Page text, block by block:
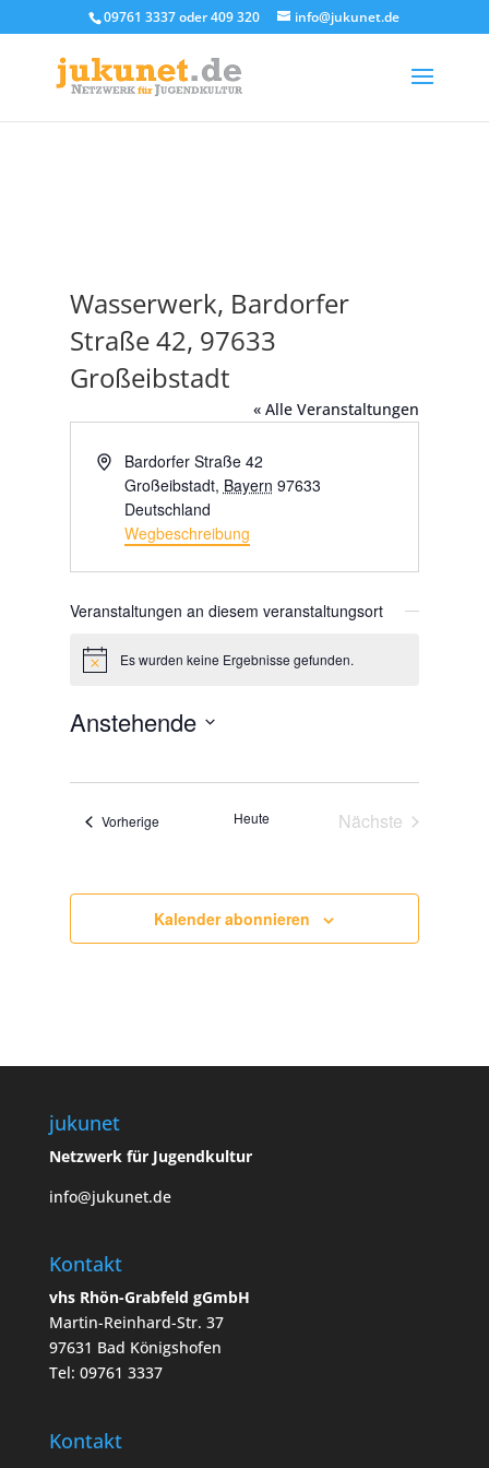
09761 3337 oder 409 320 info@jukunet.de
Wasserwerk, Bardorfer
Straße 42, 97633
Großeibstadt
« Alle Veranstaltungen
AdresseBardorfer Straße 42
Großeibstadt, Bayern 97633
Deutschland
Wegbeschreibung
Veranstaltungen an diesem veranstaltungsort
HinweisEs wurden keine Ergebnisse gefunden.
Anstehende
Vorherige Veranstaltungen
Heute
Nächste
Kalender abonnieren
jukunet
Netzwerk für Jugendkultur
info@jukunet.de
Kontakt
vhs Rhön-Grabfeld gGmbH
Martin-Reinhard-Str. 37
97631 Bad Königshofen
Tel: 09761 3337
Kontakt